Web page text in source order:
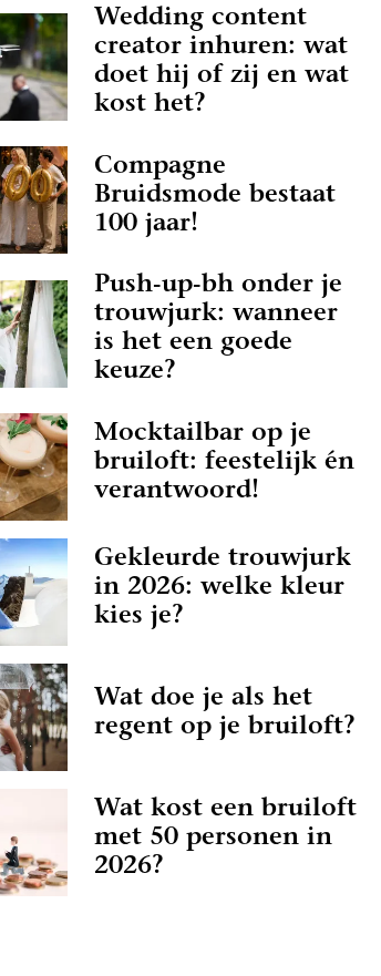
Wedding content
creator inhuren: wat
doet hij of zij en wat
kost het?
Compagne
Bruidsmode bestaat
100 jaar!
Push-up-bh onder je
trouwjurk: wanneer
is het een goede
keuze?
Mocktailbar op je
bruiloft: feestelijk én
verantwoord!
Gekleurde trouwjurk
in 2026: welke kleur
kies je?
Wat doe je als het
regent op je bruiloft?
Wat kost een bruiloft
met 50 personen in
2026?